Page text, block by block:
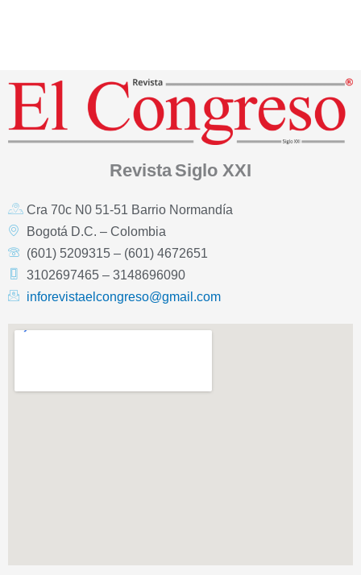
Revista Siglo XXI
Cra 70c N0 51-51 Barrio Normandía
Bogotá D.C. – Colombia
(601) 5209315 – (601) 4672651
3102697465 – 3148696090
inforevistaelcongreso@gmail.com